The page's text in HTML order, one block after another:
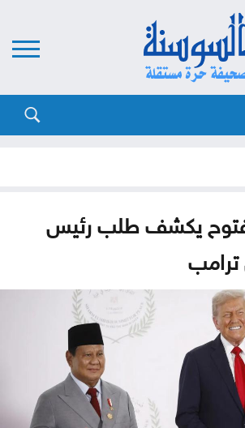
يكشف طلب رئيس
ترامب